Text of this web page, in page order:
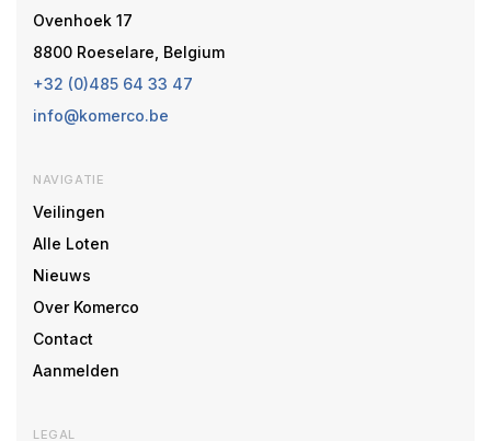
Ovenhoek 17
8800 Roeselare, Belgium
+32 (0)485 64 33 47
info@komerco.be
NAVIGATIE
Veilingen
Alle Loten
Nieuws
Over Komerco
Contact
Aanmelden
LEGAL